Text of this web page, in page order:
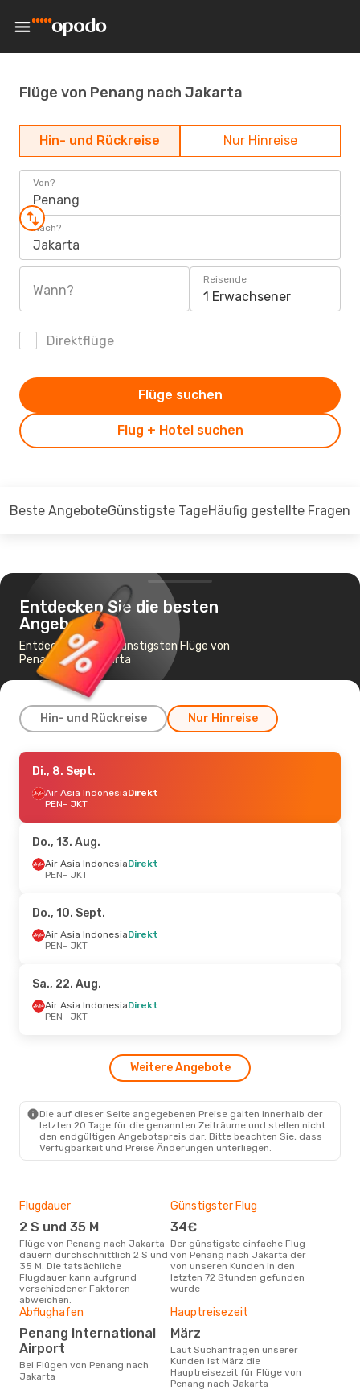
Flüge von Penang nach Jakarta
Hin- und Rückreise Nur Hinreise
Von?
Penang
Nach?
Jakarta
Wann?
Reisende
1 Erwachsener
Direktflüge
Flug + Hotel suchen
Flüge suchen
Beste AngeboteGünstigste TageHäufig gestellte Fragen
Entdecken Sie die besten
Angebote
Entdecken Sie die günstigsten Flüge von
Penang nach Jakarta
Hin- und Rückreise Nur Hinreise
Fr., 7. Aug.- So., 9. Aug.
Air Asia Direkt
PEN- JKT
JKT- PEN
Mi., 19. Aug.- Mi., 26. Aug.
Scoot
1 Zwischenstopp
JKT- PEN
Di., 8. Sept.
Air Asia IndonesiaDirekt
PEN- JKT
Do., 13. Aug.
Air Asia IndonesiaDirekt
PEN- JKT
Do., 10. Sept.
Air Asia IndonesiaDirekt
PEN- JKT
Sa., 22. Aug.
Air Asia IndonesiaDirekt
PEN- JKT
Weitere Angebote
Die auf dieser Seite angegebenen Preise galten innerhalb der
letzten 20 Tage für die genannten Zeiträume und stellen nicht
den endgültigen Angebotspreis dar. Bitte beachten Sie, dass
Verfügbarkeit und Preise Änderungen unterliegen.
Flugdauer
2 S und 35 M
Flüge von Penang nach Jakarta
dauern durchschnittlich 2 S und
35 M. Die tatsächliche
Flugdauer kann aufgrund
verschiedener Faktoren
abweichen.
Günstigster Flug
34€
Der günstigste einfache Flug
von Penang nach Jakarta der
von unseren Kunden in den
letzten 72 Stunden gefunden
wurde
Abflughafen
Penang International
Airport
Bei Flügen von Penang nach
Jakarta
Hauptreisezeit
März
Laut Suchanfragen unserer
Kunden ist März die
Hauptreisezeit für Flüge von
Penang nach Jakarta